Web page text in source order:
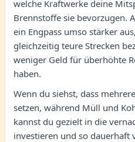
welche Kraftwerke deine
Brennstoffe sie bevorzugen.
ein Engpass umso stärker
gleichzeitig teure Strecken
weniger Geld für überhöhte
haben.
Wenn du siehst, dass
setzen, während Müll und
kannst du gezielt in die
investieren und so dauerhaft